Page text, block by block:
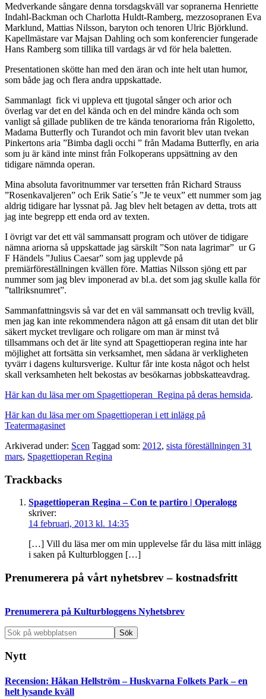
Medverkande sångare denna torsdagskväll var sopranerna Henriette
Indahl-Backman och Charlotta Huldt-Ramberg, mezzosopranen Eva
Marklund, Mattias Nilsson, baryton och tenoren Ulric Björklund.
Kapellmästare var Majsan Dahling och som konferencier fungerade
Hans Ramberg som tillika till vardags är vd för hela baletten.
Presentationen skötte han med den äran och inte helt utan humor,
som både jag och flera andra uppskattade.
Sammanlagt fick vi uppleva ett tjugotal sånger och arior och
överlag var det en del kända och en del mindre kända och som
vanligt så gillade publiken de tre kända tenorariorna från Rigoletto,
Madama Butterfly och Turandot och min favorit blev utan tvekan
Pinkertons aria ”Bimba dagli occhi ” från Madama Butterfly, en aria
som ju är känd inte minst från Folkoperans uppsättning av den
tidigare nämnda operan.
Mina absoluta favoritnummer var tersetten från Richard Strauss
”Rosenkavaljeren” och Erik Satie´s ”Je te veux” ett nummer som jag
aldrig tidigare har lyssnat på. Jag blev helt betagen av detta, trots att
jag inte begrepp ett enda ord av texten.
I övrigt var det ett väl sammansatt program och utöver de tidigare
nämna ariorna så uppskattade jag särskilt ”Son nata lagrimar” ur G
F Händels ”Julius Caesar” som jag upplevde på
premiärföreställningen kvällen före. Mattias Nilsson sjöng ett par
nummer som jag blev imponerad av bl.a. det som jag skulle kalla för
”tallriksnumret”.
Sammanfattningsvis så var det en väl sammansatt och trevlig kväll,
men jag kan inte rekommendera någon att gå ensam dit utan det blir
säkert mycket trevligare och roligare om man är minst två
tillsammans och det är lite synd att Spagettioperan regina inte har
möjlighet att fortsätta sin verksamhet, men sådana är verkligheten
tyvärr i dagens kultursverige. Kultur får inte kosta något och helst
skall verksamheten helt bekostas av besökarnas jobbskatteavdrag.
Här kan du läsa mer om Spagettioperan Regina på deras hemsida.
Här kan du läsa mer om Spagettioperan i ett inlägg på
Teatermagasinet
Arkiverad under: Scen Taggad som: 2012, sista föreställningen 31
mars, Spagettioperan Regina
Läsarkommentarer
Trackbacks
Spagettioperan Regina – Con te partiro | Operalogg
skriver:
14 februari, 2013 kl. 14:35
[…] Vill du läsa mer om min upplevelse får du läsa mitt inlägg
i saken på Kulturbloggen […]
Primärt
Prenumerera på vårt nyhetsbrev – kostnadsfritt
Prenumerera på Kulturbloggens Nyhetsbrev
Sök
på
webbplatsen
Nytt
Recension: Håkan Hellström – Huskvarna Folkets Park – en
helt lysande kväll